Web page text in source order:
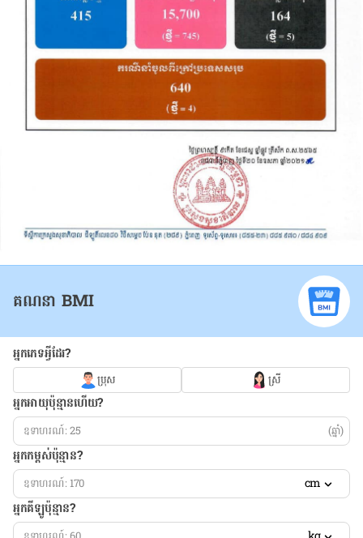
គណនា BMI
អ្នកភេទអ្វីដែរ?
ប្រុស ស្រី
អ្នកអាយុប៉ុន្មានហើយ?
(ឆ្នាំ)
អ្នកកម្ពស់ប៉ុន្មាន?
cm
អ្នកគីឡូប៉ុន្មាន?